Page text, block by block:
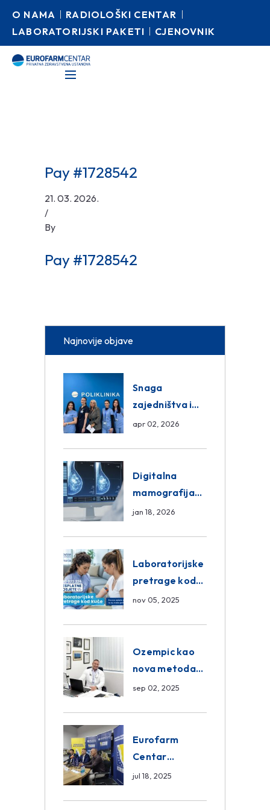
O NAMA
RADIOLOŠKI CENTAR
LABORATORIJSKI PAKETI
CJENOVNIK
Pay #1728542
21. 03. 2026.
/
By
Pay #1728542
Najnovije objave
Snaga
zajedništva i
razmjena
Group
apr 02, 2026
Digitalna
mamografija
Sarajevo –
Centar
Poliklinika
jan 18, 2026
Laboratorijske
pretrage kod
kuće – novo u
Poliklinici
nov 05, 2025
Ozempic kao
nova metoda
mršavljenja: da
sep 02, 2025
Eurofarm
Centar
Poliklinika i
jul 18, 2025